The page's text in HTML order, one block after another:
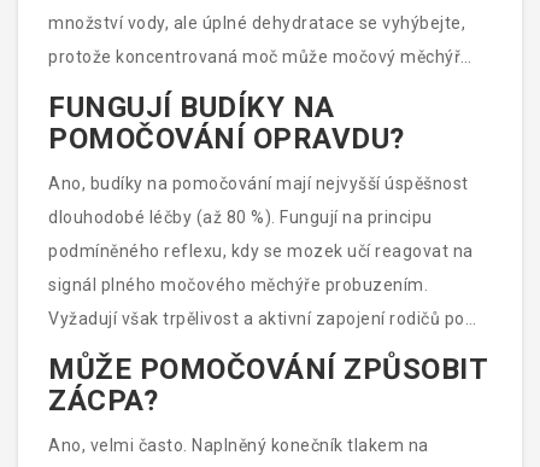
množství vody, ale úplné dehydratace se vyhýbejte,
protože koncentrovaná moč může močový měchýř
FUNGUJÍ BUDÍKY NA
POMOČOVÁNÍ OPRAVDU?
Ano, budíky na pomočování mají nejvyšší úspěšnost
dlouhodobé léčby (až 80 %). Fungují na principu
podmíněného reflexu, kdy se mozek učí reagovat na
signál plného močového měchýře probuzením.
Vyžadují však trpělivost a aktivní zapojení rodičů po
dobu několika týdnů.
MŮŽE POMOČOVÁNÍ ZPŮSOBIT
ZÁCPA?
Ano, velmi často. Naplněný konečník tlakem na